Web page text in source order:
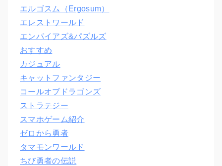
エルゴスム（Ergosum）
エレストワールド
エンパイアズ&パズルズ
おすすめ
カジュアル
キャットファンタジー
コールオブドラゴンズ
ストラテジー
スマホゲーム紹介
ゼロから勇者
タマモンワールド
ちび勇者の伝説